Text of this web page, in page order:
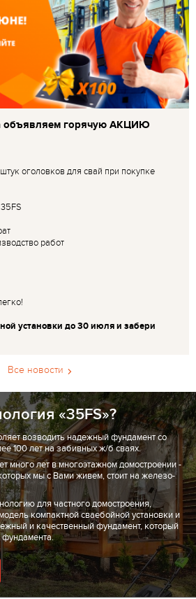
объявляем горячую АКЦИЮ
оголовков для свай при покупке
работ
установки до 30 июля и забери
Все новости
«35FS»?
возводить надежный фундамент со
100 лет на забивных ж/б сваях.
много лет в многоэтажном домостроении -
мы с Вами живем, стоит на железо-
для частного домостроения,
компактной сваебойной установки и
и качественный фундамент, который
фундамента.